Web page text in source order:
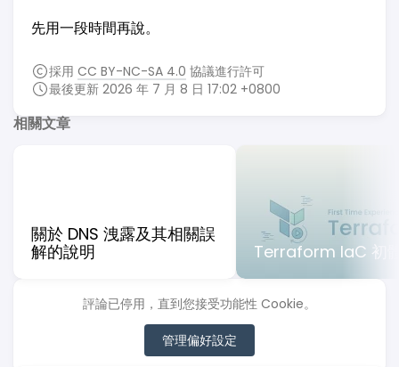
先用一段時間再說。
採用 CC BY-NC-SA 4.0 協議進行許可
最後更新 2026 年 7 月 8 日 17:02 +0800
相關文章
關於 DNS 洩露及其相關誤
解的說明
Terraform IaC 初
評論已停用，直到您接受功能性 Cookie。
管理偏好設定